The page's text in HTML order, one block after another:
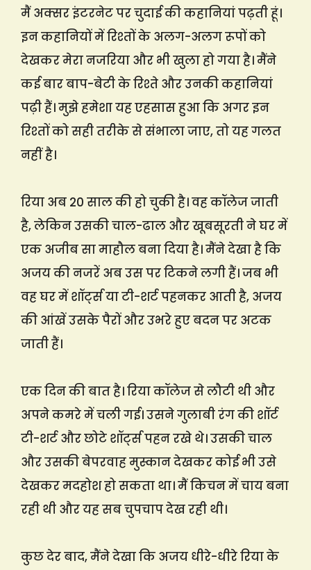
मैं अक्सर इंटरनेट पर चुदाई की कहानियां पढ़ती हूं।
इन कहानियों में रिश्तों के अलग-अलग रूपों को
देखकर मेरा नजरिया और भी खुला हो गया है। मैंने
कई बार बाप-बेटी के रिश्ते और उनकी कहानियां
पढ़ी हैं। मुझे हमेशा यह एहसास हुआ कि अगर इन
रिश्तों को सही तरीके से संभाला जाए, तो यह गलत
नहीं है।
रिया अब 20 साल की हो चुकी है। वह कॉलेज जाती
है, लेकिन उसकी चाल-ढाल और खूबसूरती ने घर में
एक अजीब सा माहौल बना दिया है। मैंने देखा है कि
अजय की नजरें अब उस पर टिकने लगी हैं। जब भी
वह घर में शॉर्ट्स या टी-शर्ट पहनकर आती है, अजय
की आंखें उसके पैरों और उभरे हुए बदन पर अटक
जाती हैं।
एक दिन की बात है। रिया कॉलेज से लौटी थी और
अपने कमरे में चली गई। उसने गुलाबी रंग की शॉर्ट
टी-शर्ट और छोटे शॉर्ट्स पहन रखे थे। उसकी चाल
और उसकी बेपरवाह मुस्कान देखकर कोई भी उसे
देखकर मदहोश हो सकता था। मैं किचन में चाय बना
रही थी और यह सब चुपचाप देख रही थी।
कुछ देर बाद, मैंने देखा कि अजय धीरे-धीरे रिया के